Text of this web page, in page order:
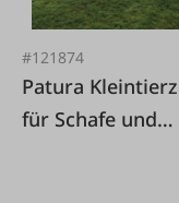
#121874
Patura Kleintierzelt
für Schafe und